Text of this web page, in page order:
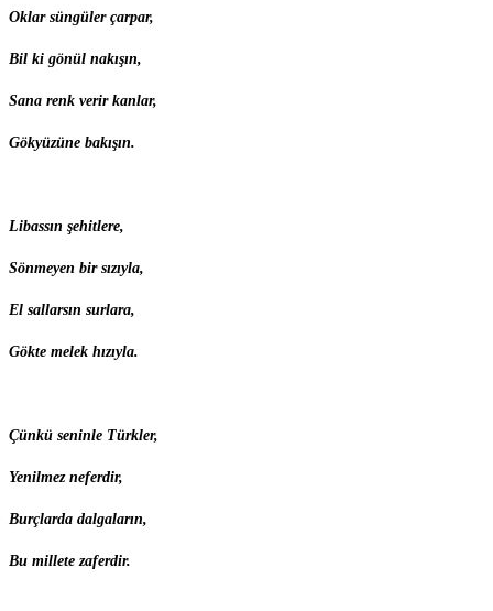
Oklar süngüler çarpar,
Bil ki gönül nakışın,
Sana renk verir kanlar,
Gökyüzüne bakışın.
Libassın şehitlere,
Sönmeyen bir sızıyla,
El sallarsın surlara,
Gökte melek hızıyla.
Çünkü seninle Türkler,
Yenilmez neferdir,
Burçlarda dalgaların,
Bu millete zaferdir.